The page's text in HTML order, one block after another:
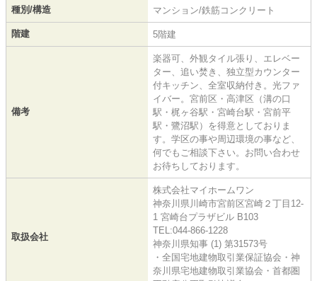
種別/構造 マンション/鉄筋コンクリート
階建 5階建
備考
楽器可、外観タイル張り、エレベー
ター、追い焚き、独立型カウンター
付キッチン、全室収納付き。光ファ
イバー。宮前区・高津区（溝の口
駅・梶ヶ谷駅・宮崎台駅・宮前平
駅・鷺沼駅）を得意としておりま
す。学区の事や周辺環境の事など、
何でもご相談下さい。お問い合わせ
お待ちしております。
取扱会社
株式会社マイホームワン
神奈川県川崎市宮前区宮崎２丁目12-
1 宮崎台プラザビル B103
TEL:044-866-1228
神奈川県知事 (1) 第31573号
・全国宅地建物取引業保証協会・神
奈川県宅地建物取引業協会・首都圏